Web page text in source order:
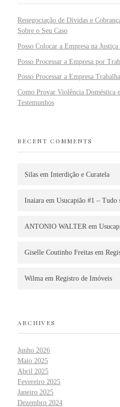
Renegociação de Dívidas e
Sobre o Seu Caso
Posso Colocar a Empresa na
Posso Processar a Empresa por
Posso Processar a Empresa
Como Provar Violência Doméstica
Testemunhos
RECENT COMMENTS
Silas em Interdição e Curatela
Inaiara em Usucapião #1 – Tudo
ANTONIO WALTER em
Giselle Coutinho Freitas em
Wilma em Registro de Imóveis
ARCHIVES
Junho 2026
Maio 2025
Abril 2025
Fevereiro 2025
Janeiro 2025
Dezembro 2024